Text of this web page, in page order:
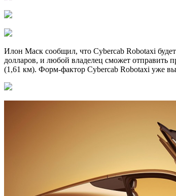
Илон Маск сообщил, что Cybercab Robotaxi
долларов, и любой владелец сможет отправить
(1,61 км). Форм-фактор Cybercab Robotaxi уже